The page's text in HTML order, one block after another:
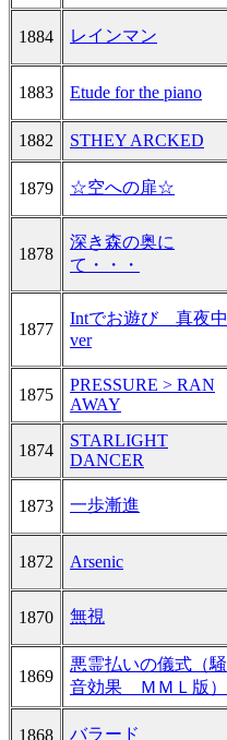
1884 レインマン
1883 Etude for the piano
1882 STHEY ARCKED
1879 ☆空への扉☆
1878
深き森の奥に
て・・・
1877
Intでお遊び 真夜中
ver
1875
PRESSURE > RAN
AWAY
1874
STARLIGHT
DANCER
1873 一歩漸進
1872 Arsenic
1870 無視
1869
悪霊払いの儀式（騒
音効果 ＭＭＬ版）
1868 バラード